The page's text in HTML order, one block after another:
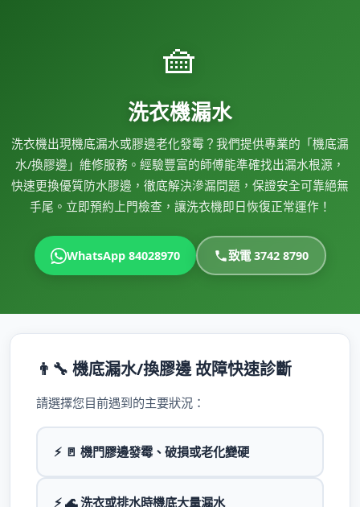
🧺
洗衣機漏水
洗衣機出現機底漏水或膠邊老化發霉？我們提供專業的「機底漏
水/換膠邊」維修服務。經驗豐富的師傅能準確找出漏水根源，
快速更換優質防水膠邊，徹底解決滲漏問題，保證安全可靠絕無
手尾。立即預約上門檢查，讓洗衣機即日恢復正常運作！
WhatsApp 84028970 致電 3742 8790
👨‍🔧 機底漏水/換膠邊 故障快速診斷
請選擇您目前遇到的主要狀況：
⚡ 🚪 機門膠邊發霉、破損或老化變硬
⚡ 🌊 洗衣或排水時機底大量漏水